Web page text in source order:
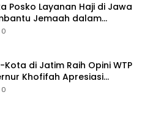
Posko Layanan Haji di Jawa
Jemaah dalam
di Tanah Suci
0
di Jatim Raih Opini WTP
Khofifah Apresiasi
dalam Penyerahan LHP
0